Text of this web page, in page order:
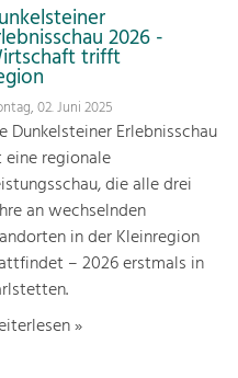
2026 -
trifft
02. Juni 2025
Dunkelsteiner Erlebnisschau
eine regionale
die alle drei
an wechselnden
in der Kleinregion
– 2026 erstmals in
»